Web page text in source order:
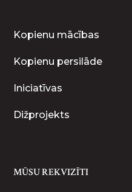
Kopienu mācības
Kopienu persilāde
Iniciatīvas
Dižprojekts
MŪSU REKVIZĪTI